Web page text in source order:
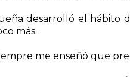
desarrolló el hábito
más.
me enseñó que